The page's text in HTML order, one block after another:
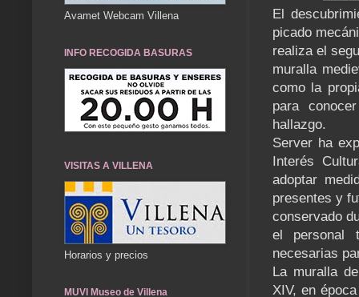
El
picado
realiza el
muralla
como la
para
hallazgo.
Server ha
Interés
adoptar
presentes y
conservado
el personal
necesarias
La muralla
XIV, en
Avamet Webcam Villena
INFO RECOGIDA BASURAS
VISITAS A VILLENA
Horarios y precios
MUVI Museo de Villena